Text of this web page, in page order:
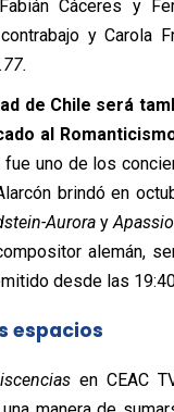
Cáceres y
y Carola
de Chile será
al
uno de los
brindó en
Auroray
alemán,
desde las
espacios
en CEAC